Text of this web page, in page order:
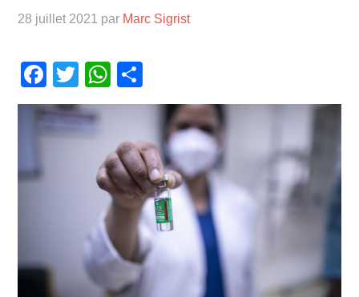
28 juillet 2021 par Marc Sigrist
Facebook
TwitterWhatsApp